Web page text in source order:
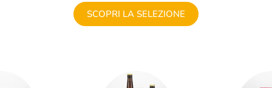
SCOPRI LA SELEZIONE